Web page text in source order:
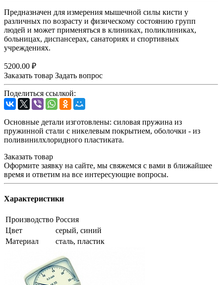
Предназначен для измерения мышечной силы кисти у
различных по возрасту и физическому состоянию групп
людей и может применяться в клиниках, поликлиниках,
больницах, диспансерах, санаториях и спортивных
учреждениях.
5200.00 ₽
Заказать товар Задать вопрос
Поделиться ссылкой:
Основные детали изготовлены: силовая пружина из
пружинной стали с никелевым покрытием, оболочки - из
поливинилхлоридного пластиката.
Заказать товар
Оформите заявку на сайте, мы свяжемся с вами в ближайшее
время и ответим на все интересующие вопросы.
Характеристики
Производство Россия
Цвет
серый, синий
Материал
сталь, пластик